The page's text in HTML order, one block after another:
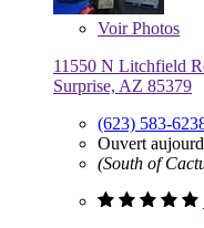
VoirPhotos
11550 N Litchfield
Surprise, AZ 85379
(623) 583-
Ouvert
(South of